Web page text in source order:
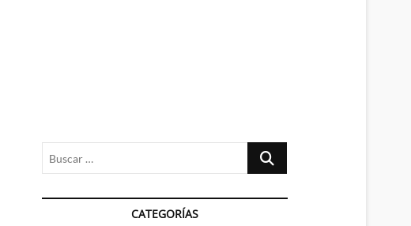
Buscar
CATEGORÍAS